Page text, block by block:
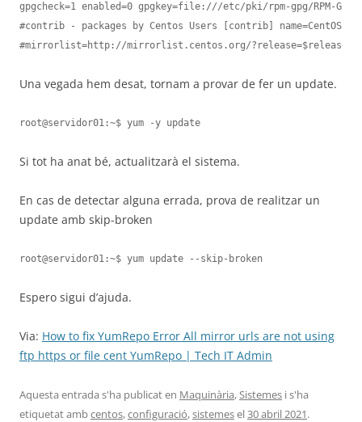
gpgcheck=1 enabled=0 gpgkey=file:///etc/pki/rpm-gpg/RPM-GPG-
#contrib - packages by Centos Users [contrib] name=CentOS-
#mirrorlist=http://mirrorlist.centos.org/
Una vegada hem desat, tornam a provar de fer un update.
root@servidor01:~$ yum -y update
Si tot ha anat bé, actualitzarà el sistema.
En cas de detectar alguna errada, prova de realitzar un
update amb skip-broken
root@servidor01:~$ yum update --skip-broken
Espero sigui d’ajuda.
Via: How to fix YumRepo Error All mirror urls are not using
ftp https or file cent YumRepo | Tech IT Admin
Aquesta entrada s'ha publicat en Maquinària,Sistemes i s'ha
etiquetat ambcentos,configuració,sistemesel30 abril 2021.